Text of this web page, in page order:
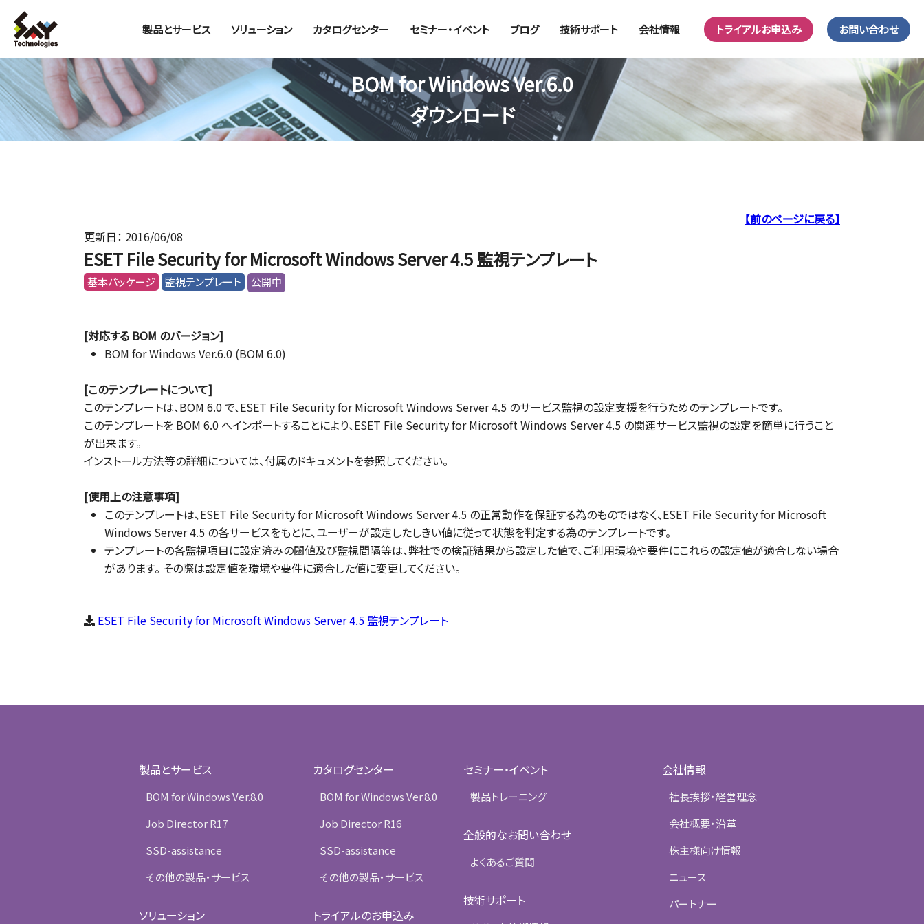
製品とサービス ソリューション カタログセンター セミナー・イベント ブログ 技術サポート 会社情報 トライアルお申込み お問い合わせ
BOM for Windows Ver.6.0
ダウンロード
【前のページに戻る】
更新日： 2016/06/08
ESET File Security for Microsoft Windows Server 4.5 監視テンプレート
基本パッケージ 監視テンプレート 公開中
[対応する BOM のバージョン]
BOM for Windows Ver.6.0 (BOM 6.0)
[このテンプレートについて]
このテンプレートは、BOM 6.0 で、ESET File Security for Microsoft Windows Server 4.5 のサービス監視の設定支援を行うためのテンプレートです。
このテンプレートを BOM 6.0 へインポートすることにより、ESET File Security for Microsoft Windows Server 4.5 の関連サービス監視の設定を簡単に行うこと
が出来ます。
インストール方法等の詳細については、付属のドキュメントを参照してください。
[使用上の注意事項]
このテンプレートは、ESET File Security for Microsoft Windows Server 4.5 の正常動作を保証する為のものではなく、ESET File Security for Microsoft
Windows Server 4.5 の各サービスをもとに、ユーザーが設定したしきい値に従って状態を判定する為のテンプレートです。
テンプレートの各監視項目に設定済みの閾値及び監視間隔等は、弊社での検証結果から設定した値で、ご利用環境や要件にこれらの設定値が適合しない場合
があります。 その際は設定値を環境や要件に適合した値に変更してください。
ESET File Security for Microsoft Windows Server 4.5 監視テンプレート
製品とサービス
BOM for Windows Ver.8.0
Job Director R17
SSD-assistance
その他の製品・サービス
ソリューション
カタログセンター
BOM for Windows Ver.8.0
Job Director R16
SSD-assistance
その他の製品・サービス
トライアルのお申込み
セミナー・イベント
製品トレーニング
全般的なお問い合わせ
よくあるご質問
技術サポート
会社情報
社長挨拶・経営理念
会社概要・沿革
株主様向け情報
ニュース
パートナー